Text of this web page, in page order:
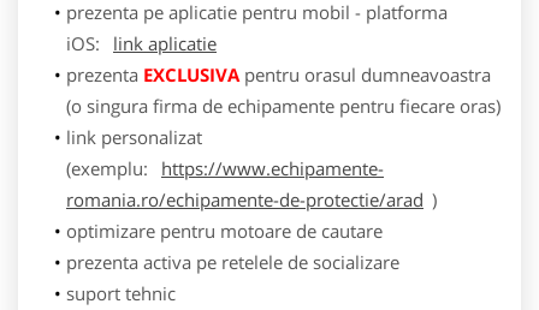
prezenta pe aplicatie pentru mobil - platforma
iOS:
link aplicatie
prezenta EXCLUSIVApentru orasul dumneavoastra
(o singura firma de echipamente pentru fiecare oras)
link personalizat
(exemplu:
https://www.echipamente-
romania.ro/echipamente-de-protectie/arad )
optimizare pentru motoare de cautare
prezenta activa pe retelele de socializare
suport tehnic